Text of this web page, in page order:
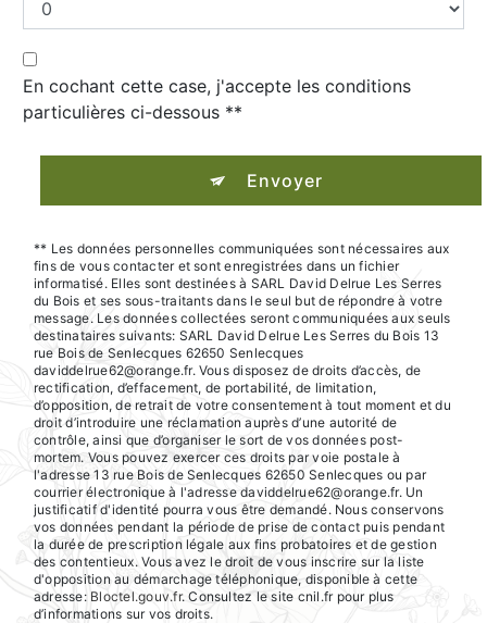
En cochant cette case, j'accepte les conditions
particulières ci-dessous **
Envoyer
** Les données personnelles communiquées sont nécessaires aux
fins de vous contacter et sont enregistrées dans un fichier
informatisé. Elles sont destinées à SARL David Delrue Les Serres
du Bois et ses sous-traitants dans le seul but de répondre à votre
message. Les données collectées seront communiquées aux seuls
destinataires suivants: SARL David Delrue Les Serres du Bois 13
rue Bois de Senlecques 62650 Senlecques
daviddelrue62@orange.fr. Vous disposez de droits d’accès, de
rectification, d’effacement, de portabilité, de limitation,
d’opposition, de retrait de votre consentement à tout moment et du
droit d’introduire une réclamation auprès d’une autorité de
contrôle, ainsi que d’organiser le sort de vos données post-
mortem. Vous pouvez exercer ces droits par voie postale à
l'adresse 13 rue Bois de Senlecques 62650 Senlecques ou par
courrier électronique à l'adresse daviddelrue62@orange.fr. Un
justificatif d'identité pourra vous être demandé. Nous conservons
vos données pendant la période de prise de contact puis pendant
la durée de prescription légale aux fins probatoires et de gestion
des contentieux. Vous avez le droit de vous inscrire sur la liste
d'opposition au démarchage téléphonique, disponible à cette
adresse: Bloctel.gouv.fr. Consultez le site cnil.fr pour plus
d’informations sur vos droits.